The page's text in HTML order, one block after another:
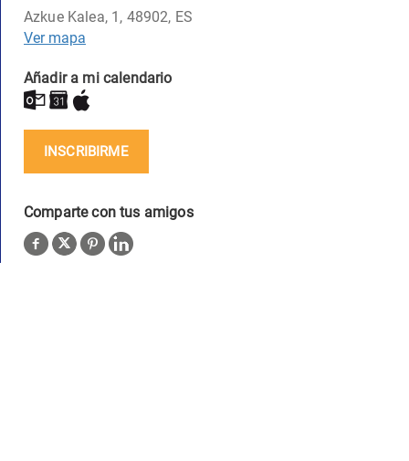
Azkue Kalea, 1, 48902, ES
Ver mapa
Añadir a mi calendario
INSCRIBIRME
Comparte con tus amigos